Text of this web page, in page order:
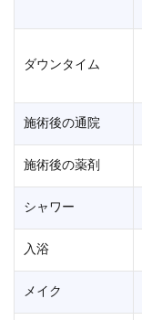
ダウンタイム
施術後の通院
施術後の薬剤
シャワー
入浴
メイク